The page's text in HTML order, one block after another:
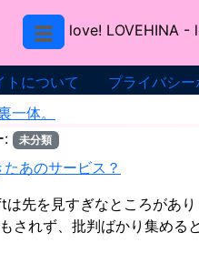
love! LOVEHINA -
トについて
プライバシ
一体。
: 未分類
あのサービス？
先を見すぎなところがあ
されず、批判ばかり集める